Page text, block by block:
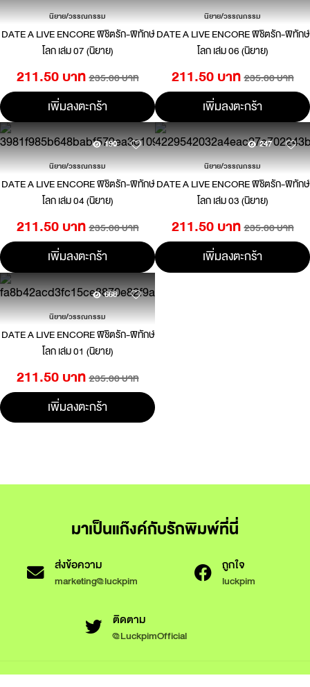
นิยาย/วรรณกรรม
DATE A LIVE ENCORE พิชิตรัก-พิทักษ์
โลก เล่ม 07 (นิยาย)
211.50 บาท 235.00 บาท
เพิ่มลงตะกร้า
นิยาย/วรรณกรรม
DATE A LIVE ENCORE พิชิตรัก-พิทักษ์
โลก เล่ม 06 (นิยาย)
211.50 บาท 235.00 บาท
เพิ่มลงตะกร้า
190
นิยาย/วรรณกรรม
DATE A LIVE ENCORE พิชิตรัก-พิทักษ์
โลก เล่ม 04 (นิยาย)
211.50 บาท 235.00 บาท
เพิ่มลงตะกร้า
247
นิยาย/วรรณกรรม
DATE A LIVE ENCORE พิชิตรัก-พิทักษ์
โลก เล่ม 03 (นิยาย)
211.50 บาท 235.00 บาท
เพิ่มลงตะกร้า
668
นิยาย/วรรณกรรม
DATE A LIVE ENCORE พิชิตรัก-พิทักษ์
โลก เล่ม 01 (นิยาย)
211.50 บาท 235.00 บาท
เพิ่มลงตะกร้า
มาเป็นแก๊งค์กับรักพิมพ์ที่นี่
ส่งข้อความ
marketing@luckpim
ถูกใจ
luckpim
ติดตาม
@LuckpimOfficial